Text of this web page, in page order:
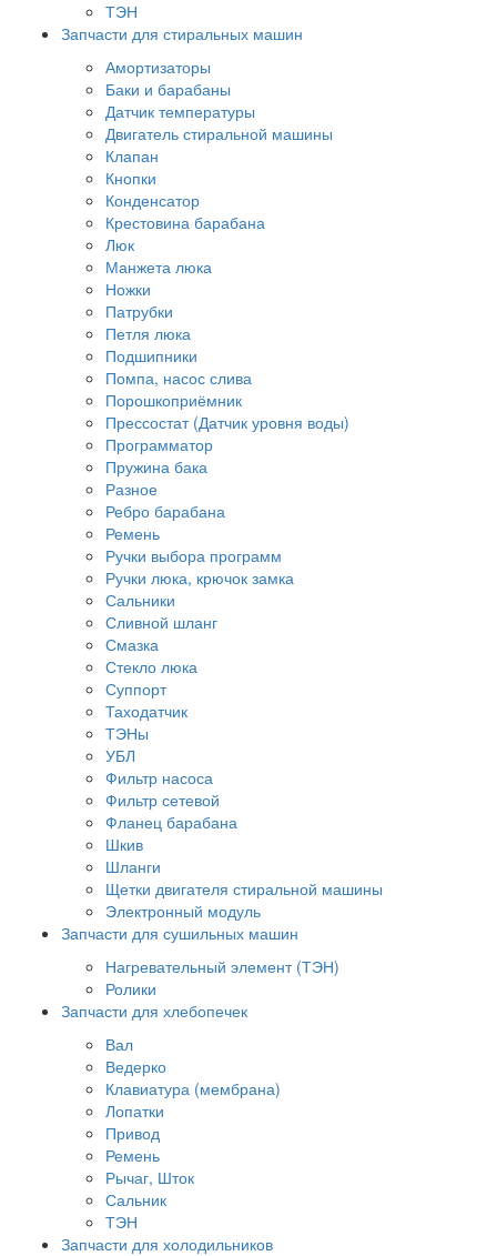
ТЭН
Запчасти для стиральных машин
Амортизаторы
Баки и барабаны
Датчик температуры
Двигатель стиральной машины
Клапан
Кнопки
Конденсатор
Крестовина барабана
Люк
Манжета люка
Ножки
Патрубки
Петля люка
Подшипники
Помпа, насос слива
Порошкоприёмник
Прессостат (Датчик уровня воды)
Программатор
Пружина бака
Разное
Ребро барабана
Ремень
Ручки выбора программ
Ручки люка, крючок замка
Сальники
Сливной шланг
Смазка
Стекло люка
Суппорт
Таходатчик
ТЭНы
УБЛ
Фильтр насоса
Фильтр сетевой
Фланец барабана
Шкив
Шланги
Щетки двигателя стиральной машины
Электронный модуль
Запчасти для сушильных машин
Нагревательный элемент (ТЭН)
Ролики
Запчасти для хлебопечек
Вал
Ведерко
Клавиатура (мембрана)
Лопатки
Привод
Ремень
Рычаг, Шток
Сальник
ТЭН
Запчасти для холодильников